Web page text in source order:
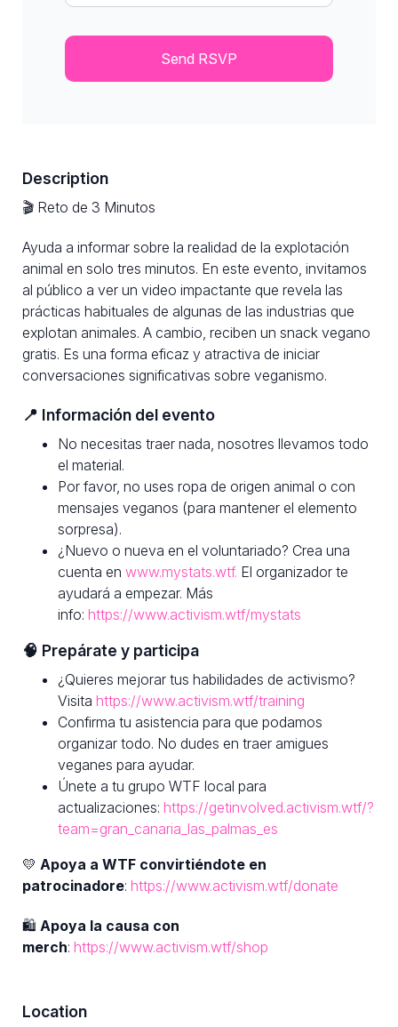
Description
🎬 Reto de 3 Minutos
Ayuda a informar sobre la realidad de la explotación
animal en solo tres minutos. En este evento, invitamos
al público a ver un video impactante que revela las
prácticas habituales de algunas de las industrias que
explotan animales. A cambio, reciben un snack vegano
gratis. Es una forma eficaz y atractiva de iniciar
conversaciones significativas sobre veganismo.
📍 Información del evento
No necesitas traer nada, nosotres llevamos todo
el material.
Por favor, no uses ropa de origen animal o con
mensajes veganos (para mantener el elemento
sorpresa).
¿Nuevo o nueva en el voluntariado? Crea una
cuenta en www.mystats.wtf. El organizador te
ayudará a empezar. Más
info: https://www.activism.wtf/mystats
🧠 Prepárate y participa
¿Quieres mejorar tus habilidades de activismo?
Visita https://www.activism.wtf/training
Confirma tu asistencia para que podamos
organizar todo. No dudes en traer amigues
veganes para ayudar.
Únete a tu grupo WTF local para
actualizaciones: https://getinvolved.activism.wtf/?
team=gran_canaria_las_palmas_es
💛 Apoya a WTF convirtiéndote en
patrocinadore: https://www.activism.wtf/donate
🛍 Apoya la causa con
merch: https://www.activism.wtf/shop
Location